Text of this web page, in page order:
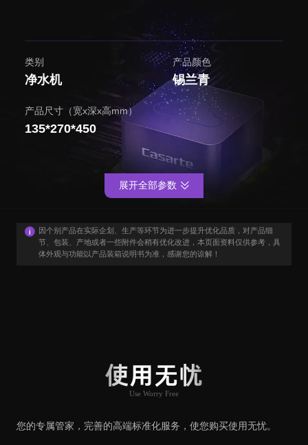
类别
净水机
产品颜色
锡兰青
产品尺寸（宽x深x高mm）
135*270*450
因个别产品在实际企划、生产等环节为进一步提升优化品质，对产品细
节、包装、产地或者一些附件会稍有优化改进，本页面资料仅供参考，具
体外观与功能以产品装箱说明书为准，感谢您的谅解！
展开全部参数
使用无忧
Use Worry Free
您的专属管家，完善的高端标准化服务，使您购买使用无忧。